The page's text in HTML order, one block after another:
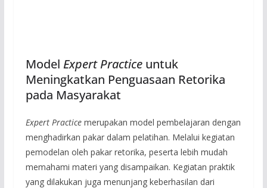
Model Expert Practice untuk
Meningkatkan Penguasaan Retorika
pada Masyarakat
Expert Practice merupakan model pembelajaran dengan
menghadirkan pakar dalam pelatihan. Melalui kegiatan
pemodelan oleh pakar retorika, peserta lebih mudah
memahami materi yang disampaikan. Kegiatan praktik
yang dilakukan juga menunjang keberhasilan dari